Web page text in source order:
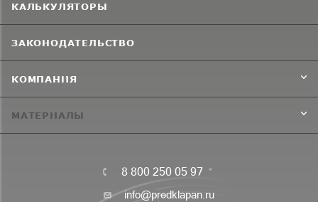
КАЛЬКУЛЯТОРЫ
ЗАКОНОДАТЕЛЬСТВО
КОМПАНИЯ
МАТЕРИАЛЫ
8 800 250 05 97
info@predklapan.ru